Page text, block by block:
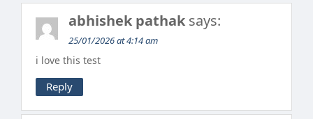
abhishek pathak says:
25/01/2026 at 4:14 am
i love this test
Reply